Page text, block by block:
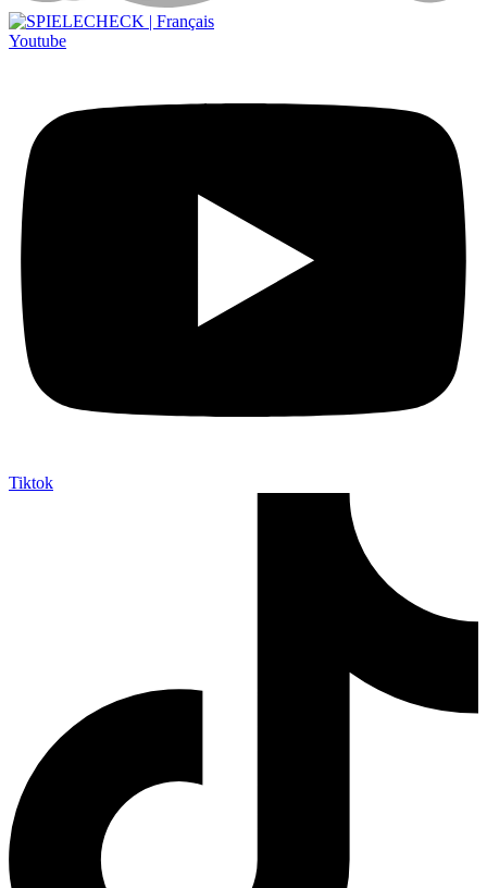
Youtube
Tiktok